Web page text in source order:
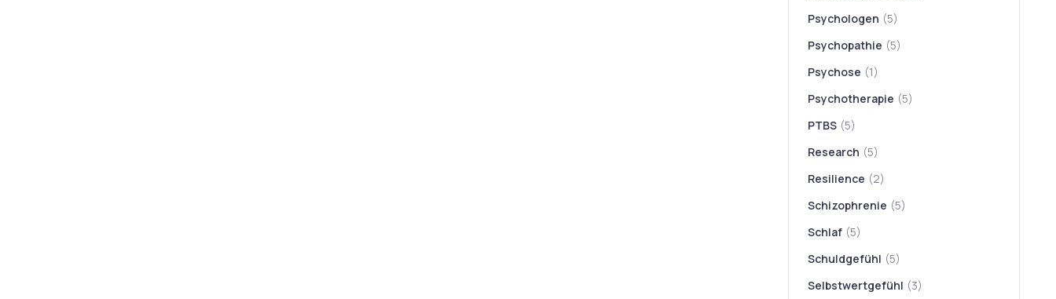
Psychologen (5)
Psychopathie (5)
Psychose (1)
Psychotherapie (5)
PTBS (5)
Research (5)
Resilience (2)
Schizophrenie (5)
Schlaf (5)
Schuldgefühl (5)
Selbstwertgefühl (3)